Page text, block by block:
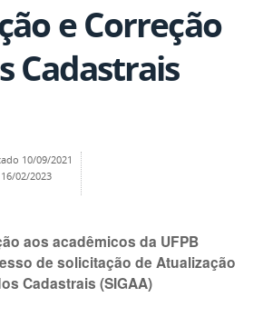
e Correção
Cadastrais
10/09/2021
16/02/2023
aos acadêmicos da UFPB
de solicitação de Atualização
Cadastrais (SIGAA)